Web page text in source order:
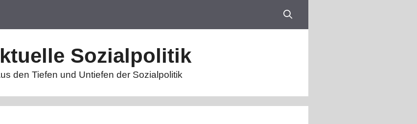
Sozialpolitik
den Tiefen und Untiefen der Sozialpolitik